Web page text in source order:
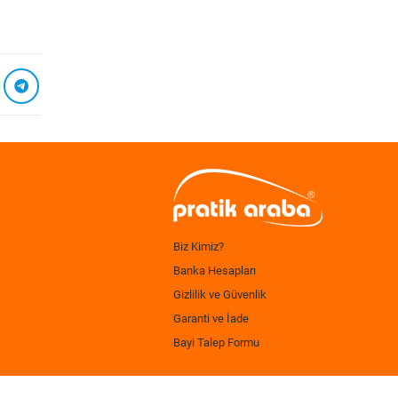
Biz Kimiz?
Banka Hesapları
Gizlilik ve Güvenlik
Garanti ve İade
Bayi Talep Formu